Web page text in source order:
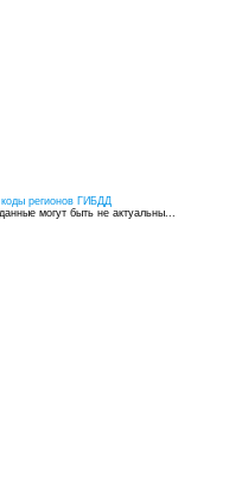
регионов ГИБДД
могут быть не актуальны...